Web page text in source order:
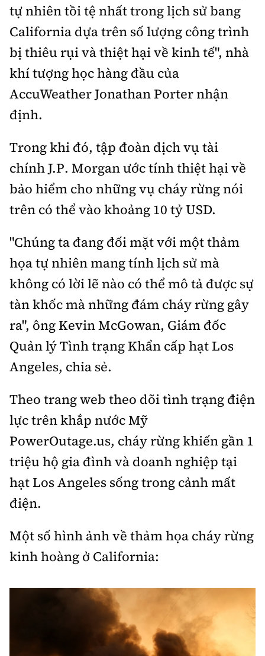
tự nhiên tồi tệ nhất trong lịch sử bang
California dựa trên số lượng công trình
bị thiêu rụi và thiệt hại về kinh tế", nhà
khí tượng học hàng đầu của
AccuWeather Jonathan Porter nhận
định.
Trong khi đó, tập đoàn dịch vụ tài
chính J.P. Morgan ước tính thiệt hại về
bảo hiểm cho những vụ cháy rừng nói
trên có thể vào khoảng 10 tỷ USD.
"Chúng ta đang đối mặt với một thảm
họa tự nhiên mang tính lịch sử mà
không có lời lẽ nào có thể mô tả được sự
tàn khốc mà những đám cháy rừng gây
ra", ông Kevin McGowan, Giám đốc
Quản lý Tình trạng Khẩn cấp hạt Los
Angeles, chia sẻ.
Theo trang web theo dõi tình trạng điện
lực trên khắp nước Mỹ
PowerOutage.us, cháy rừng khiến gần 1
triệu hộ gia đình và doanh nghiệp tại
hạt Los Angeles sống trong cảnh mất
điện.
Một số hình ảnh về thảm họa cháy rừng
kinh hoàng ở California: